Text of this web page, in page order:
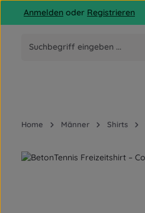
Hauptinhalt springen
Zur Suche springen
Zur Hauptnavigation springen
Anmelden oder Registrieren
Home Männer Shirts
Bildergalerie überspringen